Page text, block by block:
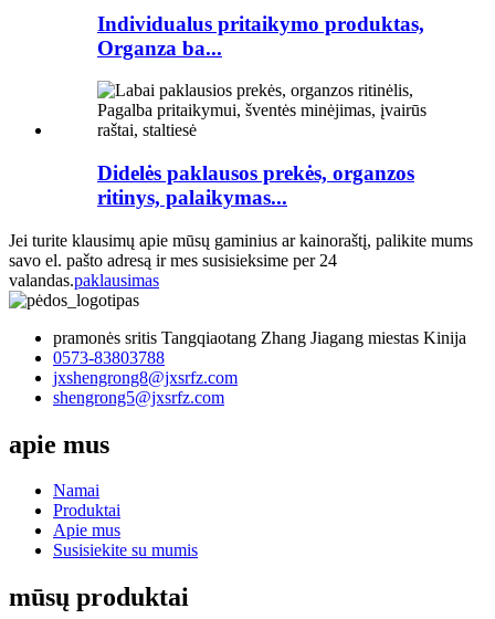
Individualus pritaikymo produktas,
Organza ba...
Didelės paklausos prekės, organzos
ritinys, palaikymas...
Jei turite klausimų apie mūsų gaminius ar kainoraštį, palikite mums
savo el. pašto adresą ir mes susisieksime per 24
valandas.paklausimas
pramonės sritis Tangqiaotang Zhang Jiagang miestas Kinija
0573-83803788
jxshengrong8@jxsrfz.com
shengrong5@jxsrfz.com
apie mus
Namai
Produktai
Apie mus
Susisiekite su mumis
mūsų produktai